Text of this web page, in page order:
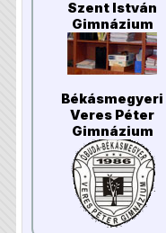
Szent István
Gimnázium
Békásmegyeri
Veres Péter
Gimnázium